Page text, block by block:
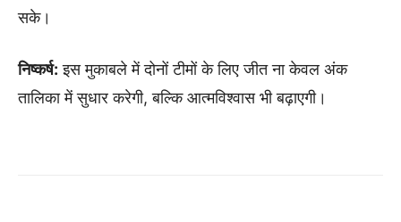
सके।
निष्कर्ष: इस मुकाबले में दोनों टीमों के लिए जीत ना केवल अंक
तालिका में सुधार करेगी, बल्कि आत्मविश्वास भी बढ़ाएगी।